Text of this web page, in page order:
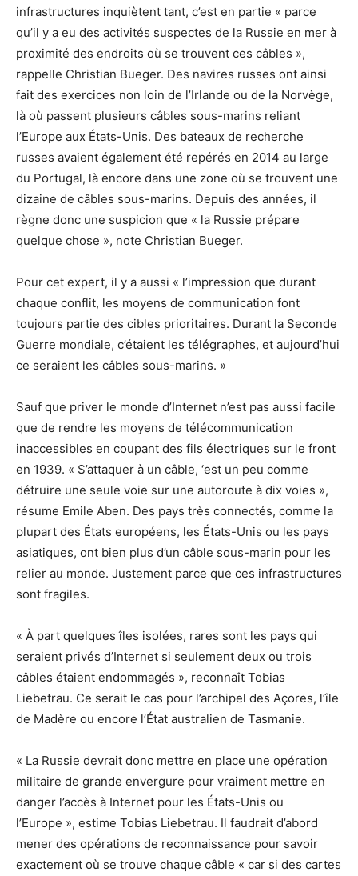
infrastructures inquiètent tant, c’est en partie « parce
qu’il y a eu des activités suspectes de la Russie en mer à
proximité des endroits où se trouvent ces câbles »,
rappelle Christian Bueger. Des navires russes ont ainsi
fait des exercices non loin de l’Irlande ou de la Norvège,
là où passent plusieurs câbles sous-marins reliant
l’Europe aux États-Unis. Des bateaux de recherche
russes avaient également été repérés en 2014 au large
du Portugal, là encore dans une zone où se trouvent une
dizaine de câbles sous-marins. Depuis des années, il
règne donc une suspicion que « la Russie prépare
quelque chose », note Christian Bueger.
Pour cet expert, il y a aussi « l’impression que durant
chaque conflit, les moyens de communication font
toujours partie des cibles prioritaires. Durant la Seconde
Guerre mondiale, c’étaient les télégraphes, et aujourd’hui
ce seraient les câbles sous-marins. »
Sauf que priver le monde d’Internet n’est pas aussi facile
que de rendre les moyens de télécommunication
inaccessibles en coupant des fils électriques sur le front
en 1939. « S’attaquer à un câble, ‘est un peu comme
détruire une seule voie sur une autoroute à dix voies »,
résume Emile Aben. Des pays très connectés, comme la
plupart des États européens, les États-Unis ou les pays
asiatiques, ont bien plus d’un câble sous-marin pour les
relier au monde. Justement parce que ces infrastructures
sont fragiles.
« À part quelques îles isolées, rares sont les pays qui
seraient privés d’Internet si seulement deux ou trois
câbles étaient endommagés », reconnaît Tobias
Liebetrau. Ce serait le cas pour l’archipel des Açores, l’île
de Madère ou encore l’État australien de Tasmanie.
« La Russie devrait donc mettre en place une opération
militaire de grande envergure pour vraiment mettre en
danger l’accès à Internet pour les États-Unis ou
l’Europe », estime Tobias Liebetrau. Il faudrait d’abord
mener des opérations de reconnaissance pour savoir
exactement où se trouve chaque câble « car si des cartes